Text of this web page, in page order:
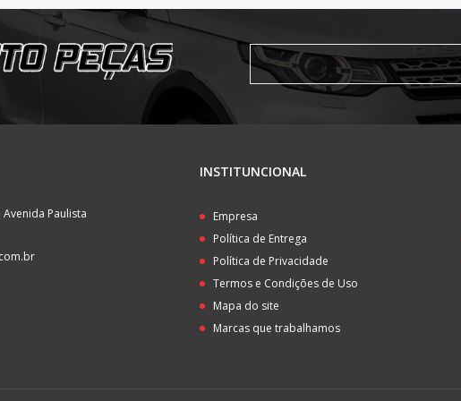
Paulista
INSTITUNCIONAL
Empresa
Política de Entrega
Política de Privacidade
Termos e Condições de Uso
Mapa do site
Marcas que trabalhamos